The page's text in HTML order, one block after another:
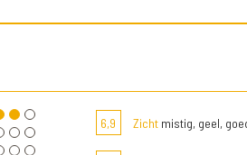
6,9 Zichtmistig, geel,